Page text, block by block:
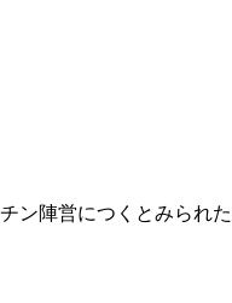
ン陣営につくとみられ